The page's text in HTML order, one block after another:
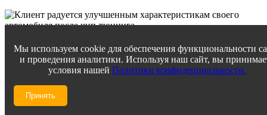
Константин В.
Ремонт глушителя был выполнен на удивление быстро, а
результат просто великолепен. Звук моего авто теперь просто
Мы используем cookie для обеспечения функциональности
и проведения аналитики. Используя наш сайт, вы
условия нашей Политики конфиденциальности.
Принять